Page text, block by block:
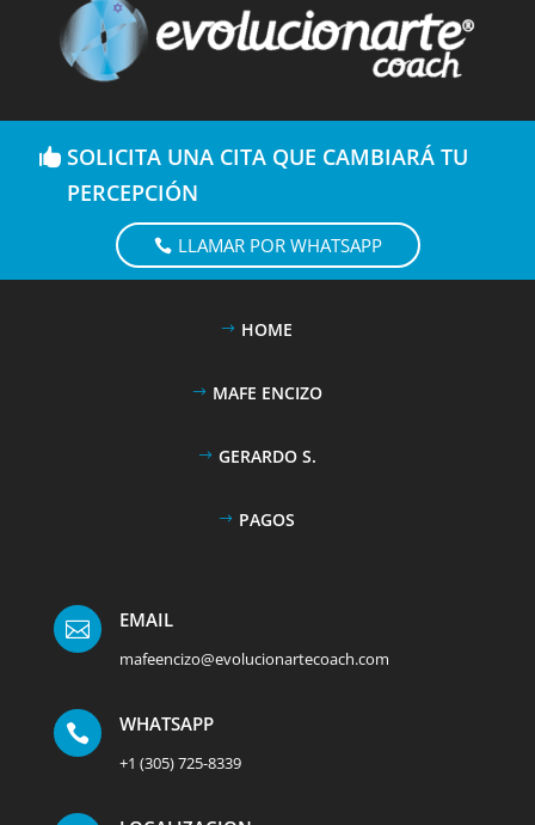
SOLICITA UNA CITA QUE CAMBIARÁ TU
PERCEPCIÓN
LLAMAR POR WHATSAPP
HOME
MAFE ENCIZO
GERARDO S.
PAGOS
 EMAIL
mafeencizo@evolucionartecoach.com
 WHATSAPP
+1 (305) 725-8339